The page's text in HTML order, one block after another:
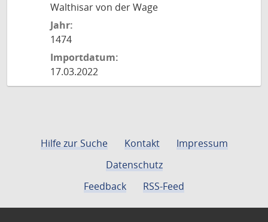
Walthisar von der Wage
Jahr:
1474
Importdatum:
17.03.2022
Hilfe zur Suche Kontakt
Impressum
Datenschutz
Feedback
RSS-Feed